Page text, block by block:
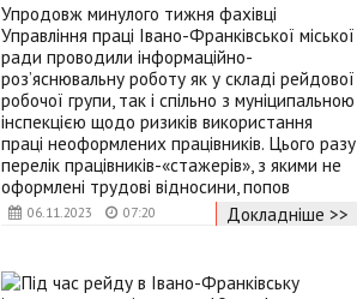
06.11.2023 07:20
Упродовж минулого тижня фахівці
Управління праці Івано-Франківської міської
ради проводили інформаційно-
роз’яснювальну роботу як у складі рейдової
робочої групи, так і спільно з муніципальною
інспекцією щодо ризиків використання
праці неоформлених працівників. Цього разу
перелік працівників-«стажерів», з якими не
оформлені трудові відносини, попов
Докладніше >>